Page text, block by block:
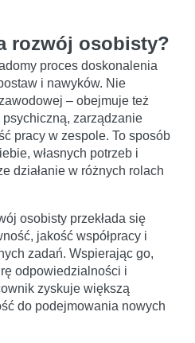
rozwój osobisty?
proces doskonalenia
i nawyków. Nie
– obejmuje też
zarządzanie
pracy w zespole. To sposób
własnych potrzeb i
działanie w różnych rolach
osobisty przekłada się
jakość współpracy i
zadań. Wspierając go,
odpowiedzialności i
zyskuje większą
do podejmowania nowych